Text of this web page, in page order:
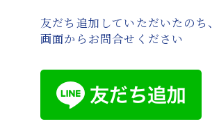
友だち追加していただいたのち
画面からお問合せください